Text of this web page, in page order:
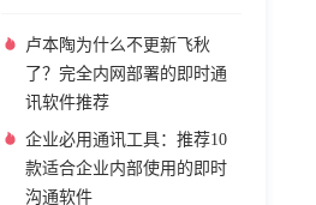
卢本陶为什么不更新飞秋
了？完全内网部署的即时通
讯软件推荐
企业必用通讯工具：推荐10
款适合企业内部使用的即时
沟通软件